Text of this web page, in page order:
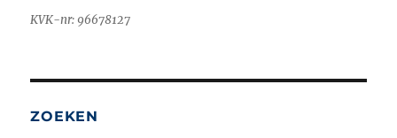
KVK-nr: 96678127
ZOEKEN